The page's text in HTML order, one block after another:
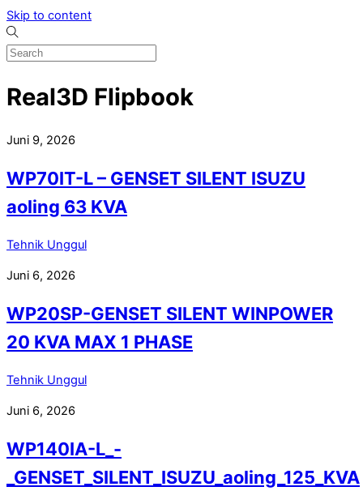
Skip to content
Real3D Flipbook
Juni 9, 2026
WP70IT-L – GENSET SILENT ISUZU
aoling 63 KVA
Tehnik Unggul
Juni 6, 2026
WP20SP-GENSET SILENT WINPOWER
20 KVA MAX 1 PHASE
Tehnik Unggul
Juni 6, 2026
WP140IA-L_-
_GENSET_SILENT_ISUZU_aoling_125_KVA